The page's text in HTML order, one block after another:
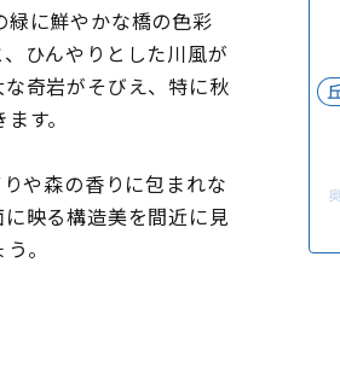
に鮮やかな橋の色彩
ひんやりとした川風が
奇岩がそびえ、特に秋
す。
や森の香りに包まれな
映る構造美を間近に見
。